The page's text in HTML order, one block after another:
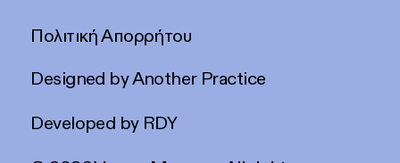
Πολιτική Απορρήτου
Designed byAnother Practice
Developed byRDY